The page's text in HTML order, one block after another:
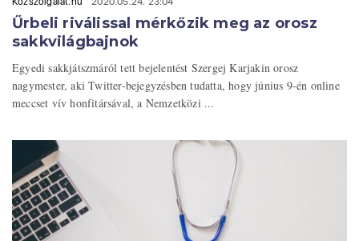
Űrbeli riválissal mérkőzik meg az orosz
sakkvilágbajnok
Egyedi sakkjátszmáról tett bejelentést Szergej Karjakin orosz
nagymester, aki Twitter-bejegyzésben tudatta, hogy június 9-én online
meccset vív honfitársával, a Nemzetközi ...